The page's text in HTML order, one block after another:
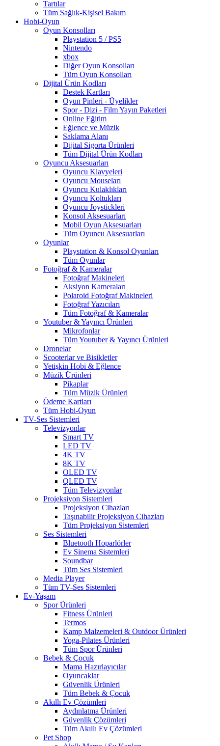
Tartılar
Tüm Sağlık-Kişisel Bakım
Hobi-Oyun
Oyun Konsolları
Playstation 5 / PS5
Nintendo
xbox
Diğer Oyun Konsolları
Tüm Oyun Konsolları
Dijital Ürün Kodları
Destek Kartları
Oyun Pinleri - Üyelikler
Spor - Dizi - Film Yayın Paketleri
Online Eğitim
Eğlence ve Müzik
Saklama Alanı
Dijital Sigorta Ürünleri
Tüm Dijital Ürün Kodları
Oyuncu Aksesuarları
Oyuncu Klavyeleri
Oyuncu Mouseları
Oyuncu Kulaklıkları
Oyuncu Koltukları
Oyuncu Joystickleri
Konsol Aksesuarları
Mobil Oyun Aksesuarları
Tüm Oyuncu Aksesuarları
Oyunlar
Playstation & Konsol Oyunları
Tüm Oyunlar
Fotoğraf & Kameralar
Fotoğraf Makineleri
Aksiyon Kameraları
Polaroid Fotoğraf Makineleri
Fotoğraf Yazıcıları
Tüm Fotoğraf & Kameralar
Youtuber & Yayıncı Ürünleri
Mikrofonlar
Tüm Youtuber & Yayıncı Ürünleri
Dronelar
Scooterlar ve Bisikletler
Yetişkin Hobi & Eğlence
Müzik Ürünleri
Pikaplar
Tüm Müzik Ürünleri
Ödeme Kartları
Tüm Hobi-Oyun
TV-Ses Sistemleri
Televizyonlar
Smart TV
LED TV
4K TV
8K TV
OLED TV
QLED TV
Tüm Televizyonlar
Projeksiyon Sistemleri
Projeksiyon Cihazları
Taşınabilir Projeksiyon Cihazları
Tüm Projeksiyon Sistemleri
Ses Sistemleri
Bluetooth Hoparlörler
Ev Sinema Sistemleri
Soundbar
Tüm Ses Sistemleri
Media Player
Tüm TV-Ses Sistemleri
Ev-Yaşam
Spor Ürünleri
Fitness Ürünleri
Termos
Kamp Malzemeleri & Outdoor Ürünleri
Yoga-Pilates Ürünleri
Tüm Spor Ürünleri
Bebek & Çocuk
Mama Hazırlayıcılar
Oyuncaklar
Güvenlik Ürünleri
Tüm Bebek & Çocuk
Akıllı Ev Çözümleri
Aydınlatma Ürünleri
Güvenlik Çözümleri
Tüm Akıllı Ev Çözümleri
Pet Shop